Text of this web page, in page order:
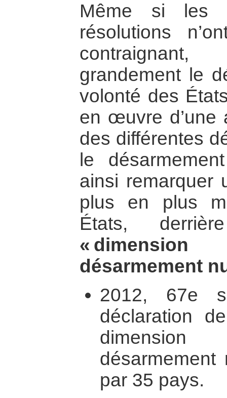
Même si les
résolutions
grandement le
volonté des
en œuvre d’une
des différentes
le
ainsi remarquer
plus en plus
États,
«
désarmement
2012, 67e
déclaration
désarmement
par 35 pays.